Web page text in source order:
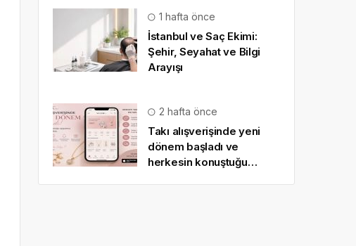
1 hafta önce
İstanbul ve Saç Ekimi:
Şehir, Seyahat ve Bilgi
Arayışı
2 hafta önce
Takı alışverişinde yeni
dönem başladı ve
herkesin konuştuğu